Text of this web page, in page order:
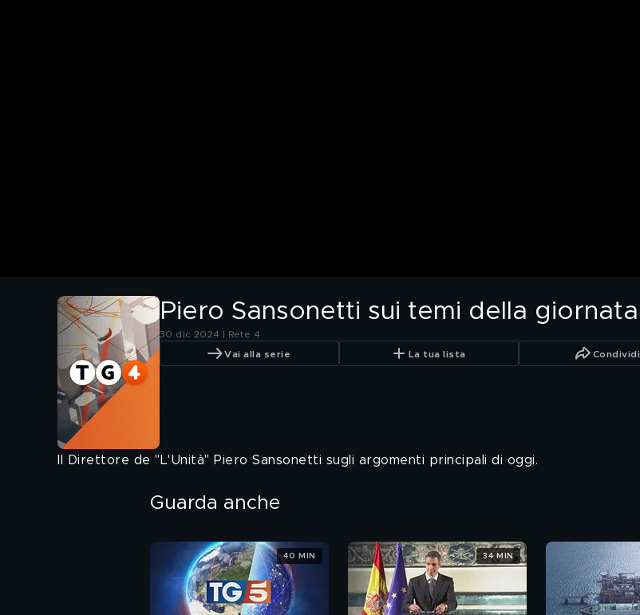
Piero Sansonetti sui temi della giornata
30 dic 2024 | Rete 4
Vai alla serie La tua lista Condividi
Il Direttore de "L'Unità" Piero Sansonetti sugli argomenti principali di oggi.
Guarda anche
40 MIN 34 MIN